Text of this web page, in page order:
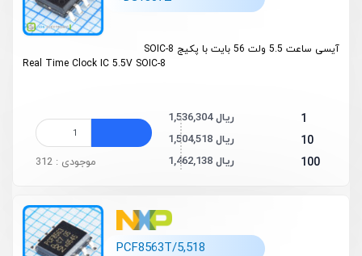
آیسی ساعت 5.5 ولت 56 بایت با پکیج SOIC-8
Real Time Clock IC 5.5V SOIC-8
1 1,536,304 ریال
10 1,504,518 ریال
100 1,462,138 ریال موجودی : 312
PCF8563T/5,518